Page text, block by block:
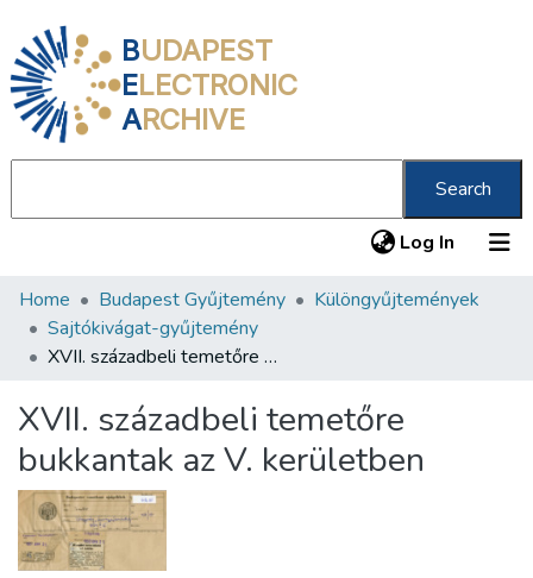
BUDAPEST
ELECTRONIC
ARCHIVE
Search
Log In (current)
Communities & Collections
All of DSpace
About us
Home Budapest Gyűjtemény
Különgyűjtemények
Sajtókivágat-gyűjtemény
XVII. századbeli temetőre bukkantak az V. kerületben
XVII. századbeli temetőre
bukkantak az V. kerületben